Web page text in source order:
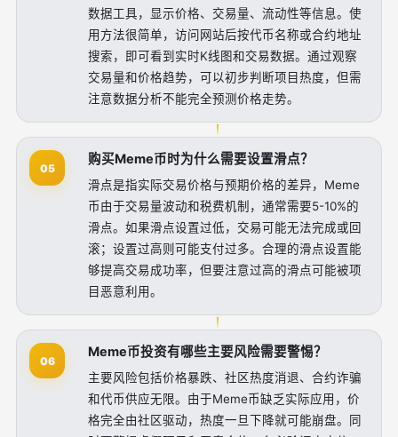
数据工具，显示价格、交易量、流动性等信息。使
用方法很简单，访问网站后按代币名称或合约地址
搜索，即可看到实时K线图和交易数据。通过观察
交易量和价格趋势，可以初步判断项目热度，但需
注意数据分析不能完全预测价格走势。
05
购买Meme币时为什么需要设置滑点？
滑点是指实际交易价格与预期价格的差异，Meme
币由于交易量波动和税费机制，通常需要5-10%的
滑点。如果滑点设置过低，交易可能无法完成或回
滚；设置过高则可能支付过多。合理的滑点设置能
够提高交易成功率，但要注意过高的滑点可能被项
目恶意利用。
06
Meme币投资有哪些主要风险需要警惕？
主要风险包括价格暴跌、社区热度消退、合约诈骗
和代币供应无限。由于Meme币缺乏实际应用，价
格完全由社区驱动，热度一旦下降就可能崩盘。同